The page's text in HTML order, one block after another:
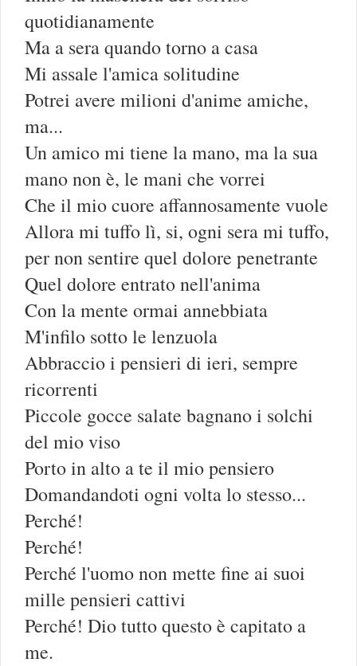
quotidianamente
Ma a sera quando torno a casa
Mi assale l'amica solitudine
Potrei avere milioni d'anime amiche,
ma...
Un amico mi tiene la mano, ma la sua
mano non è, le mani che vorrei
Che il mio cuore affannosamente vuole
Allora mi tuffo lì, si, ogni sera mi tuffo,
per non sentire quel dolore penetrante
Quel dolore entrato nell'anima
Con la mente ormai annebbiata
M'infilo sotto le lenzuola
Abbraccio i pensieri di ieri, sempre
ricorrenti
Piccole gocce salate bagnano i solchi
del mio viso
Porto in alto a te il mio pensiero
Domandandoti ogni volta lo stesso...
Perché!
Perché!
Perché l'uomo non mette fine ai suoi
mille pensieri cattivi
Perché! Dio tutto questo è capitato a
me.